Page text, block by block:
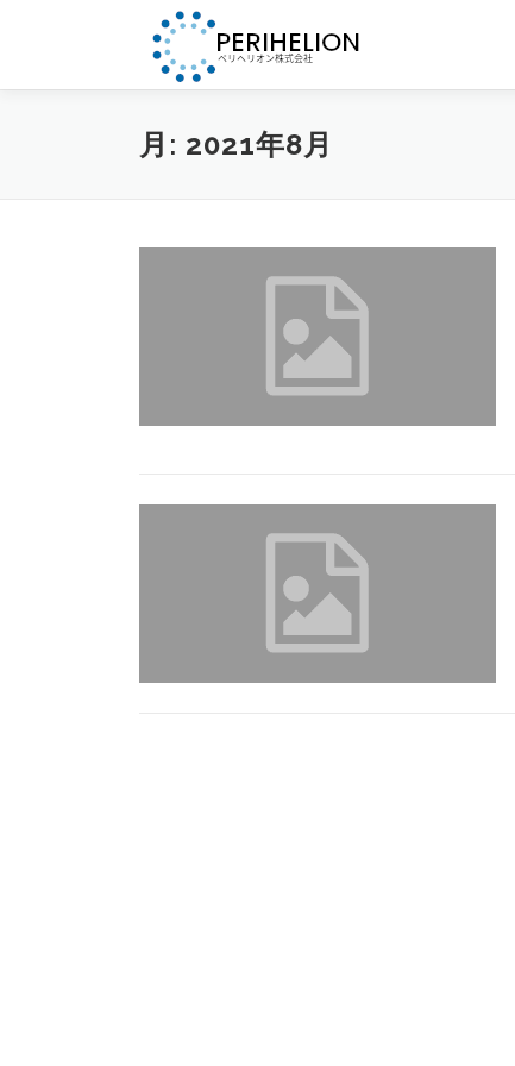
ン
月: 2021年8月